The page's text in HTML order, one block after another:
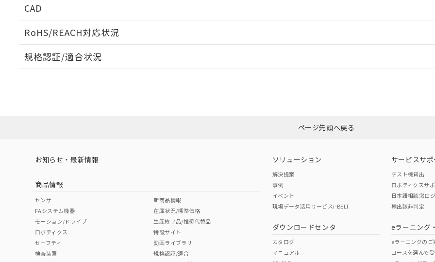
CAD
RoHS/REACH対応状況
EU RoHS 注意事項・凡例
ダウンロードはこちら
中国 RoHS 注意事項・凡例
中国 RoHS表
Pb Hg Cr(VI)
規格認証/適合状況
（イギリス
（ノルウェー
（日本
（アメリカ
この製品の規格認証/適合
その他の認証はこちらのページからご
ページ先頭へ戻る
お知らせ・最新情報
商品情報
センサ
FAシステム機器
モーション/ドライブ
ロボティクス
セーフティ
検査装置
新商品情報
在庫状況/標準価格
生産終了品/推奨代替品
特設サイト
動画ライブラリ
規格認証/適合
ソリューション
解決提案
事例
イベント
現場データ活用サービスi-BELT
ダウンロードセンタ
カタログ
マニュアル
サービスサポ
テスト機貸出
ロボティクスサ
日本語相談窓口
輸出該非判定
eラーニング
eラーニングのご
コースを選んで